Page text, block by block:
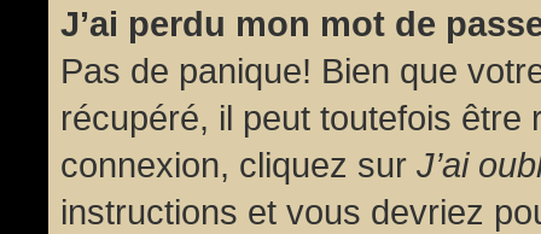
J’ai perdu mon mot de
Pas de panique! Bien que
récupéré, il peut toutefois être
connexion, cliquez sur J’ai
instructions et vous devriez